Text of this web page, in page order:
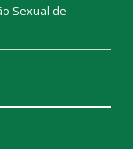
Sexual de